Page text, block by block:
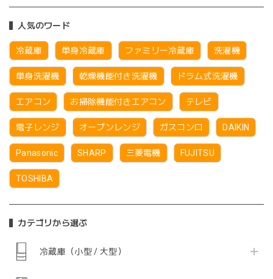
人気のワード
冷蔵庫 単身冷蔵庫 ファミリー冷蔵庫 洗濯機
単身洗濯機 乾燥機能付き洗濯機 ドラム式洗濯機
エアコン お掃除機能付きエアコン テレビ
電子レンジ オーブンレンジ ガスコンロ DAIKIN
Panasonic SHARP 三菱電機 FUJITSU
TOSHIBA
カテゴリから選ぶ
冷蔵庫（小型 / 大型）